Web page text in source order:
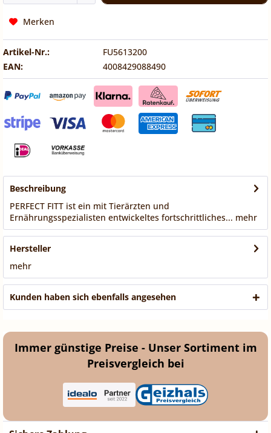
Merken
Artikel-Nr.:
FU5613200
EAN:
4008429088490
Beschreibung
PERFECT FITT ist ein mit Tierärzten und
Ernährungsspezialisten entwickeltes fortschrittliches... mehr
Hersteller
mehr
Kunden haben sich ebenfalls angesehen
Immer günstige Preise - Unser Sortiment im
Preisvergleich bei